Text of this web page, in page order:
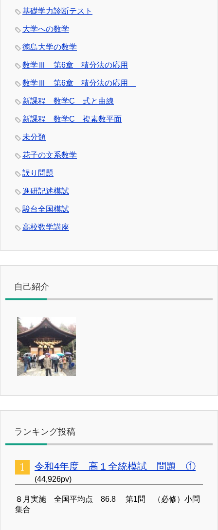
基礎学力診断テスト
大学への数学
徳島大学の数学
数学Ⅲ 第6章 積分法の応用
数学Ⅲ 第6章 積分法の応用
新課程 数学C 式と曲線
新課程 数学C 複素数平面
未分類
花子の文系数学
誤り問題
進研記述模試
駿台全国模試
高校数学講座
自己紹介
ランキング投稿
令和4年度 高１全統模試 問題 ①
(44,926pv)
８月実施 全国平均点 86.8 第1問 （必修）小問
集合